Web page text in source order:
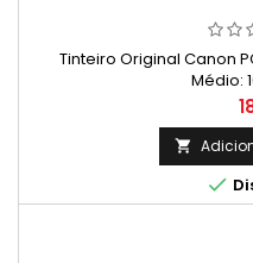
Tinteiro Original Canon
Médio:

